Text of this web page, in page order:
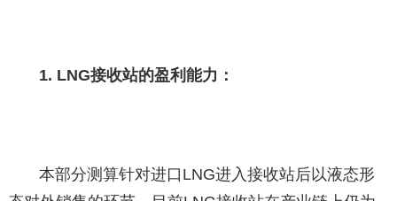
1. LNG接收站的盈利能力：
本部分测算针对进口LNG进入接收站后以液态形